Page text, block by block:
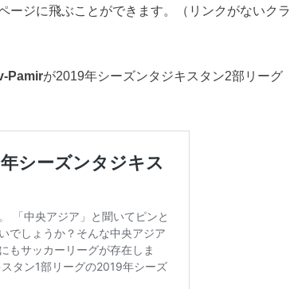
ジに飛ぶことができます。（リンクがないクラ
Pamirが2019年シーズンタジキスタン2部リーグ